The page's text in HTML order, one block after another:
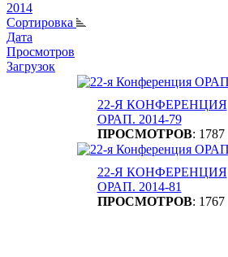
2014
Сортировка
Дата
Просмотров
Загрузок
22-Я КОНФЕРЕНЦИЯ
ОРАП. 2014-79
ПРОСМОТРОВ: 1787
22-Я КОНФЕРЕНЦИЯ
ОРАП. 2014-81
ПРОСМОТРОВ: 1767